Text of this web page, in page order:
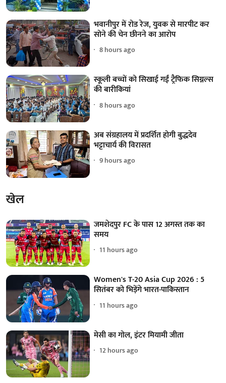
भवानीपुर में रोड रेज, युवक से मारपीट कर
सोने की चेन छीनने का आरोप
8 hours ago
स्कूली बच्चों को सिखाई गईं ट्रैफिक सिग्नल्स
की बारीकियां
8 hours ago
अब संग्रहालय में प्रदर्शित होगी बुद्धदेव
भट्टाचार्य की विरासत
9 hours ago
खेल
जमशेदपुर FC के पास 12 अगस्त तक का
समय
11 hours ago
Women's T-20 Asia Cup 2026 : 5
सितंबर को भिड़ेंगे भारत-पाकिस्तान
11 hours ago
मेसी का गोल, इंटर मियामी जीता
12 hours ago